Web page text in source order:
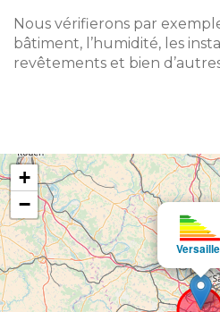
Nous vérifierons par
bâtiment, l’humidité, les
revêtements et bien
+
−